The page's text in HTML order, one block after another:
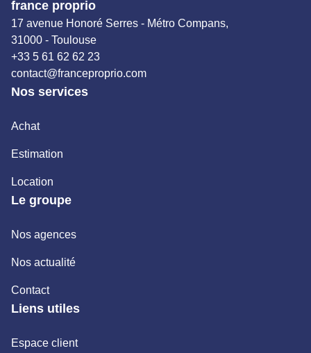
rédigée sous la responsabilité éditoriale de Véronique,
mandataire indépendante en immobilier (sans détention
de fonds), agent commercial du réseau France Proprio,
immatriculé au RSAC de Brive sous le numéro 398 349
597, titulaire de la carte de démarchage immobilier pour
le compte de la société France Proprio.
france proprio
17 avenue Honoré Serres - Métro Compans,
31000 - Toulouse
+33 5 61 62 62 23
contact@franceproprio.com
Nos services
Achat
Estimation
Location
Le groupe
Nos agences
Nos actualité
Contact
Liens utiles
Espace client